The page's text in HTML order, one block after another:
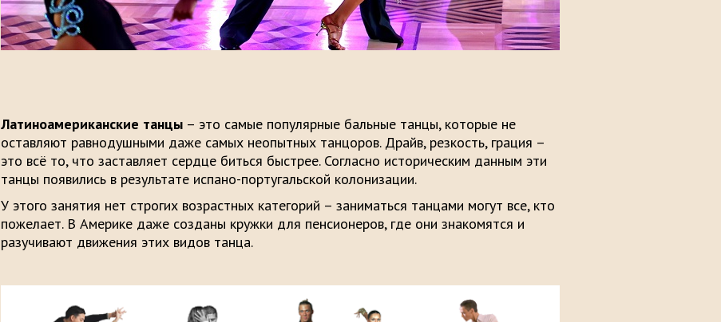
Латиноамериканские танцы – это самые популярные бальные танцы, которые не
оставляют равнодушными даже самых неопытных танцоров. Драйв, резкость, грация –
это всё то, что заставляет сердце биться быстрее. Согласно историческим данным эти
танцы появились в результате испано-португальской колонизации.
У этого занятия нет строгих возрастных категорий – заниматься танцами могут все, кто
пожелает. В Америке даже созданы кружки для пенсионеров, где они знакомятся и
разучивают движения этих видов танца.